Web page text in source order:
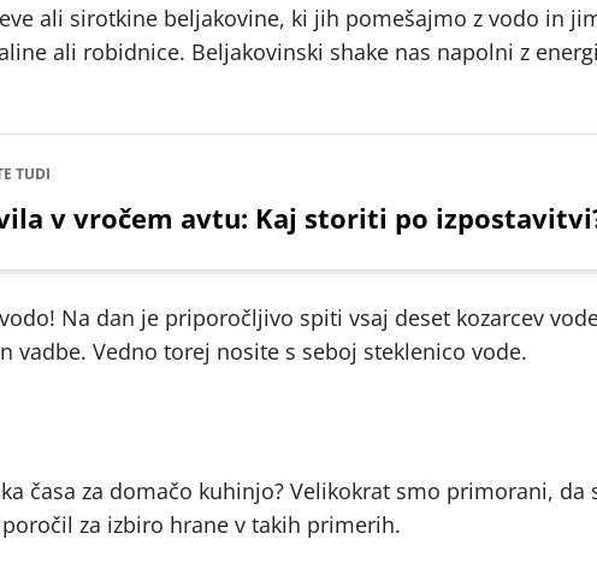
ali sirotkine beljakovine, ki jih pomešajmo z vodo in
ali robidnice. Beljakovinski shake nas napolni z
TUDI
v vročem avtu: Kaj storiti po
Na dan je priporočljivo spiti vsaj deset kozarcev
vadbe. Vedno torej nosite s seboj steklenico vode.
časa za domačo kuhinjo? Velikokrat smo primorani, da
za izbiro hrane v takih primerih.